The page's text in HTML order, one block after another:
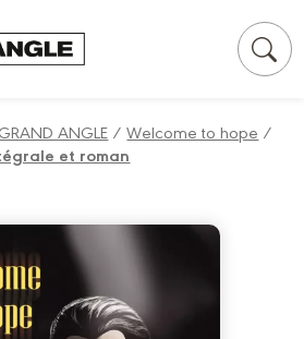
GRAND ANGLE /Welcome to hope /
et roman